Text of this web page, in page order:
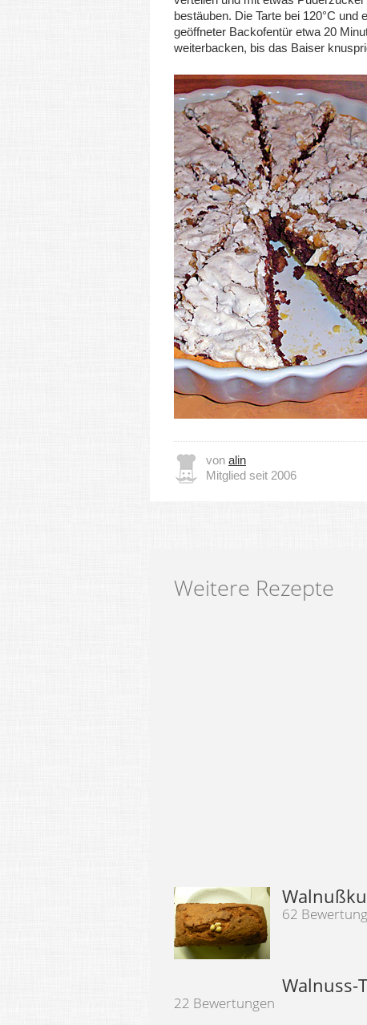
bestäuben. Die Tarte bei 120°C und
geöffneter Backofentür etwa 20
weiterbacken, bis das Baiser
von alin
Mitglied seit 2006
Weitere Rezepte
62
Walnuss-
22 Bewertungen